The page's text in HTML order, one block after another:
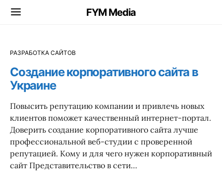
FYM Media
РАЗРАБОТКА САЙТОВ
Создание корпоративного сайта в
Украине
Повысить репутацию компании и привлечь новых
клиентов поможет качественный интернет-портал.
Доверить создание корпоративного сайта лучше
профессиональной веб-студии с проверенной
репутацией. Кому и для чего нужен корпоративный
сайт Представительство в сети…